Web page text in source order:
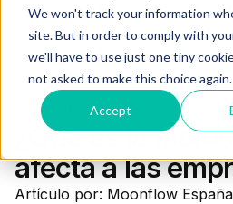
We won't track your information
site. But in order to comply with
we'll have to use just one tiny
not asked to make this choice again.
Accept
Cobranzas
¿Qué es la
afecta a las
Artículo por: Moonflow España